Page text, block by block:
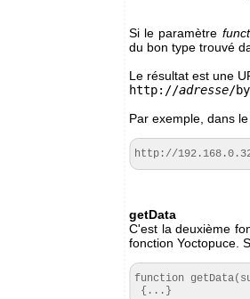
Si le paramètre
du bon type trouvé
Le résultat est une
http://adresse/
Par exemple, dans
http://
getData
C'est la deuxième
fonction Yoctopuce.
function
{...}